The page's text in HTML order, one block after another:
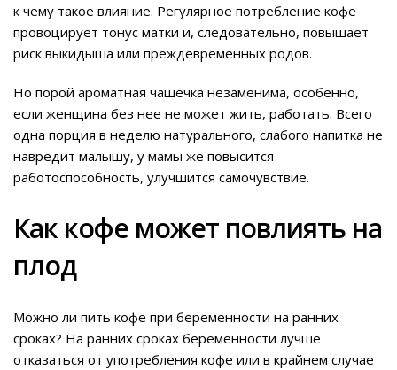
к чему такое влияние. Регулярное потребление кофе
провоцирует тонус матки и, следовательно, повышает
риск выкидыша или преждевременных родов.
Но порой ароматная чашечка незаменима, особенно,
если женщина без нее не может жить, работать. Всего
одна порция в неделю натурального, слабого напитка не
навредит малышу, у мамы же повысится
работоспособность, улучшится самочувствие.
Как кофе может повлиять на
плод
Можно ли пить кофе при беременности на ранних
сроках? На ранних сроках беременности лучше
отказаться от употребления кофе или в крайнем случае